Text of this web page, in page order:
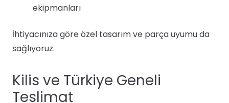
ekipmanları
İhtiyacınıza göre özel tasarım ve parça uyumu da
sağlıyoruz.
Kilis ve Türkiye Geneli
Teslimat